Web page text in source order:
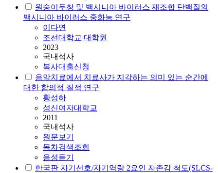
원숭이두창 및 백시니아 바이러스 재조합 단백질의
백시니아 바이러스 중화능 연구
이다연
조선대학교 대학원
2023
국내석사
복사대출신청
음악치료에서 치료사가 지각하는 의미 있는 순간에
대한 합의적 질적 연구
황성하
성신여자대학교
2011
국내석사
원문보기
목차검색조회
음성듣기
한국판 자기선호/자기역량 2요인 자존감 척도(SLCS-